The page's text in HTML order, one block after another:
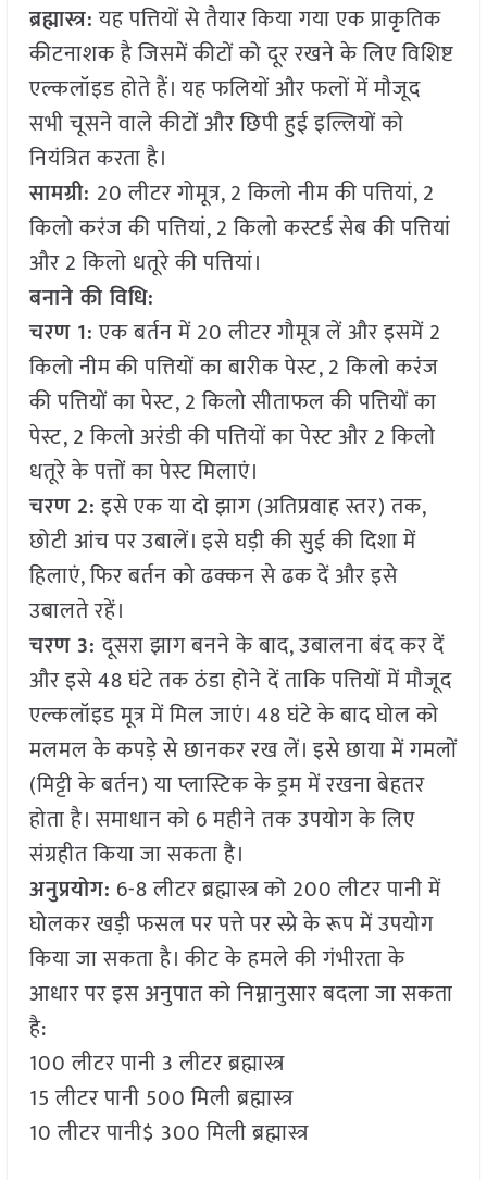
ब्रह्मास्त्र:यह पत्तियों से तैयार किया गया एक प्राकृतिक
कीटनाशक है जिसमें कीटों को दूर रखने के लिए विशिष्ट
एल्कलॉइड होते हैं। यह फलियों और फलों में मौजूद
सभी चूसने वाले कीटों और छिपी हुई इल्लियों को
नियंत्रित करता है।
सामग्री: 20 लीटर गोमूत्र, 2 किलो नीम की पत्तियां, 2
किलो करंज की पत्तियां, 2 किलो कस्टर्ड सेब की पत्तियां
और 2 किलो धतूरे की पत्तियां।
बनाने की विधि:
चरण 1:एक बर्तन में 20 लीटर गौमूत्र लें और इसमें 2
किलो नीम की पत्तियों का बारीक पेस्ट, 2 किलो करंज
की पत्तियों का पेस्ट, 2 किलो सीताफल की पत्तियों का
पेस्ट, 2 किलो अरंडी की पत्तियों का पेस्ट और 2 किलो
धतूरे के पत्तों का पेस्ट मिलाएं।
चरण 2:इसे एक या दो झाग (अतिप्रवाह स्तर) तक,
छोटी आंच पर उबालें। इसे घड़ी की सुई की दिशा में
हिलाएं, फिर बर्तन को ढक्कन से ढक दें और इसे
उबालते रहें।
चरण 3:दूसरा झाग बनने के बाद, उबालना बंद कर दें
और इसे 48 घंटे तक ठंडा होने दें ताकि पत्तियों में मौजूद
एल्कलॉइड मूत्र में मिल जाएं। 48 घंटे के बाद घोल को
मलमल के कपड़े से छानकर रख लें। इसे छाया में गमलों
(मिट्टी के बर्तन) या प्लास्टिक के ड्रम में रखना बेहतर
होता है। समाधान को 6 महीने तक उपयोग के लिए
संग्रहीत किया जा सकता है।
अनुप्रयोग: 6-8 लीटर ब्रह्मास्त्र को 200 लीटर पानी में
घोलकर खड़ी फसल पर पत्ते पर स्प्रे के रूप में उपयोग
किया जा सकता है। कीट के हमले की गंभीरता के
आधार पर इस अनुपात को निम्नानुसार बदला जा सकता
है:
100 लीटर पानी 3 लीटर ब्रह्मास्त्र
15 लीटर पानी 500 मिली ब्रह्मास्त्र
10 लीटर पानी$ 300 मिली ब्रह्मास्त्र